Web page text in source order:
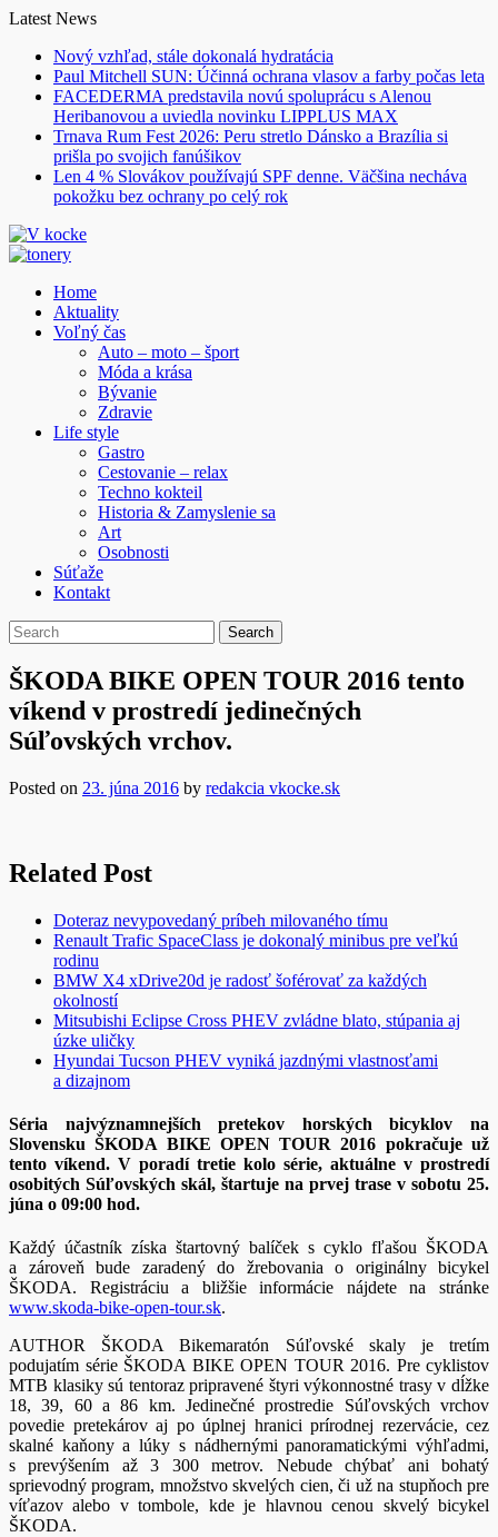
Skip
content
Latest News
Nový vzhľad, stále dokonalá hydratácia
Paul Mitchell SUN: Účinná ochrana vlasov a farby počas leta
FACEDERMA predstavila novú spoluprácu s Alenou
Heribanovou a uviedla novinku LIPPLUS MAX
Trnava Rum Fest 2026: Peru stretlo Dánsko a Brazília si
prišla po svojich fanúšikov
Len 4 % Slovákov používajú SPF denne. Väčšina necháva
pokožku bez ochrany po celý rok
Home
Aktuality
Voľný čas
Auto – moto – šport
Móda a krása
Bývanie
Zdravie
Life style
Gastro
Cestovanie – relax
Techno kokteil
Historia & Zamyslenie sa
Art
Osobnosti
Súťaže
Kontakt
ŠKODA BIKE OPEN TOUR 2016 tento
víkend v prostredí jedinečných
Súľovských vrchov.
Posted on 23. júna 2016 by redakcia vkocke.sk
Related Post
Doteraz nevypovedaný príbeh milovaného tímu
Renault Trafic SpaceClass je dokonalý minibus pre veľkú
rodinu
BMW X4 xDrive20d je radosť šoférovať za každých
okolností
Mitsubishi Eclipse Cross PHEV zvládne blato, stúpania aj
úzke uličky
Hyundai Tucson PHEV vyniká jazdnými vlastnosťami
a dizajnom
Séria najvýznamnejších pretekov horských bicyklov na
Slovensku ŠKODA BIKE OPEN TOUR 2016 pokračuje už
tento víkend. V poradí tretie kolo série, aktuálne v prostredí
osobitých Súľovských skál, štartuje na prvej trase v sobotu 25.
júna o 09:00 hod.
Každý účastník získa štartovný balíček s cyklo fľašou ŠKODA
a zároveň bude zaradený do žrebovania o originálny bicykel
ŠKODA. Registráciu a bližšie informácie nájdete na stránke
www.skoda-bike-open-tour.sk.
AUTHOR ŠKODA Bikemaratón Súľovské skaly je tretím
podujatím série ŠKODA BIKE OPEN TOUR 2016. Pre cyklistov
MTB klasiky sú tentoraz pripravené štyri výkonnostné trasy v dĺžke
18, 39, 60 a 86 km. Jedinečné prostredie Súľovských vrchov
povedie pretekárov aj po úplnej hranici prírodnej rezervácie, cez
skalné kaňony a lúky s nádhernými panoramatickými výhľadmi,
s prevýšením až 3 300 metrov. Nebude chýbať ani bohatý
sprievodný program, množstvo skvelých cien, či už na stupňoch pre
víťazov alebo v tombole, kde je hlavnou cenou skvelý bicykel
ŠKODA.